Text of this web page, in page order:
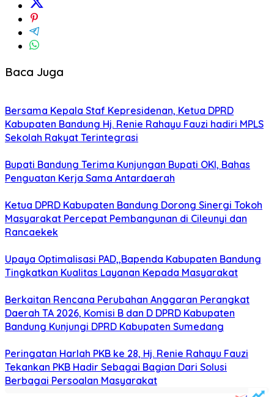
Baca Juga
Bersama Kepala Staf Kepresidenan, Ketua DPRD
Kabupaten Bandung Hj. Renie Rahayu Fauzi hadiri MPLS
Sekolah Rakyat Terintegrasi
Bupati Bandung Terima Kunjungan Bupati OKI, Bahas
Penguatan Kerja Sama Antardaerah
Ketua DPRD Kabupaten Bandung Dorong Sinergi Tokoh
Masyarakat Percepat Pembangunan di Cileunyi dan
Rancaekek
Upaya Optimalisasi PAD,,Bapenda Kabupaten Bandung
Tingkatkan Kualitas Layanan Kepada Masyarakat
Berkaitan Rencana Perubahan Anggaran Perangkat
Daerah TA 2026, Komisi B dan D DPRD Kabupaten
Bandung Kunjungi DPRD Kabupaten Sumedang
Peringatan Harlah PKB ke 28, Hj. Renie Rahayu Fauzi
Tekankan PKB Hadir Sebagai Bagian Dari Solusi
Berbagai Persoalan Masyarakat